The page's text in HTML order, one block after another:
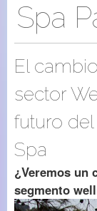
Spa
El
sector
futuro
Spa
¿Veremos un
segmento